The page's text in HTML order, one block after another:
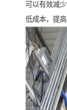
可以有效减
低成本，提高